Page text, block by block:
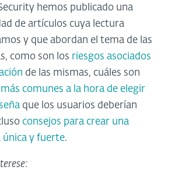
hemos publicado una
de artículos cuya lectura
y que abordan el tema de las
como son los riesgos asociados
de las mismas, cuáles son
comunes a la hora de elegir
que los usuarios deberían
consejos para crear una
única y fuerte.